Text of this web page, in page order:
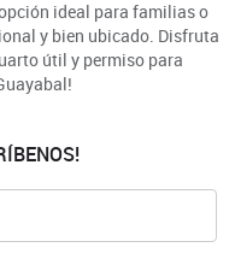
ideal para familias o
y bien ubicado. Disfruta
útil y permiso para